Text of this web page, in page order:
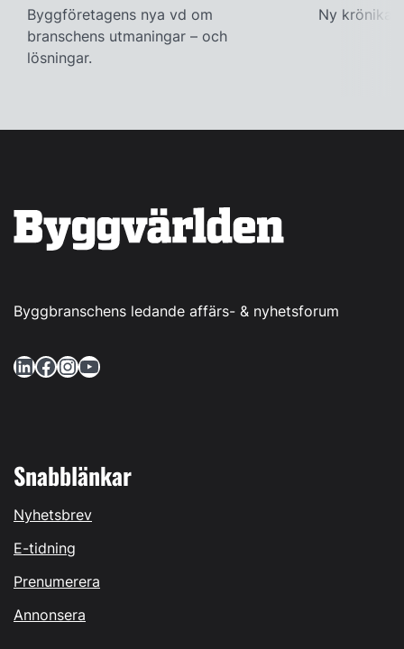
Byggföretagens nya vd om
branschens utmaningar – och
lösningar.
Ny krönika
Byggbranschens ledande affärs- & nyhetsforum
LinkedIn Facebook InstagramYouTube
Snabblänkar
Nyhetsbrev
E-tidning
Prenumerera
Annonsera